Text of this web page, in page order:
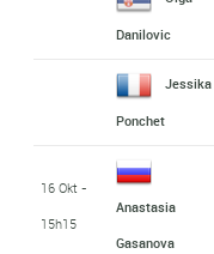
Danilovic
Jessika
Ponchet
16 Okt -
15h15
Anastasia
Gasanova